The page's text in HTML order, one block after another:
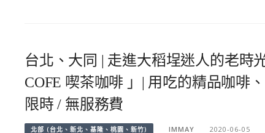
台北、大同 | 走進大稻埕迷人的老時
COFE 喫茶咖啡 」| 用吃的精品咖啡
限時 / 無服務費
北部 (台北、新北、基隆、桃園、新竹) IMMAY 2020-06-05